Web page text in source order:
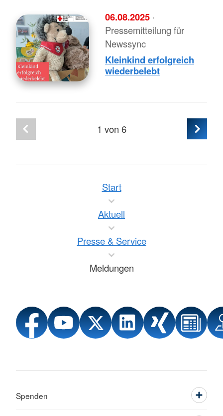
06.08.2025 ·
Pressemitteilung für
Newssync
Kleinkind erfolgreich
wiederbelebt
1 von 6
Start
Aktuell
Presse & Service
Meldungen
Spenden